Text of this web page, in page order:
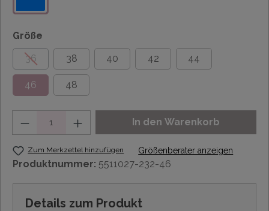
Größe
36
38 40 42 44
46 48
In den Warenkorb
Zum Merkzettel hinzufügen Größenberater anzeigen
Produktnummer: 5511027-232-46
Details zum Produkt